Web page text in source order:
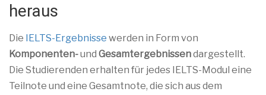
heraus
Die IELTS-Ergebnisse werden in Form von
Komponenten-und Gesamtergebnissendargestellt.
Die Studierenden erhalten für jedes IELTS-Modul eine
Teilnote und eine Gesamtnote, die sich aus dem